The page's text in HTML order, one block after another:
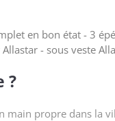
en bon état - 3
- sous veste
?
main propre dans la